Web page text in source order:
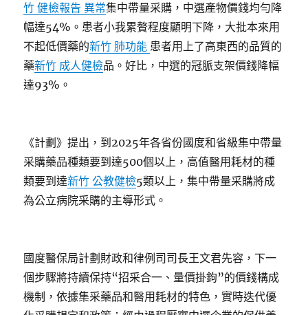
竹 健檢報告 異常集中帶量采購，中選產物價錢均勻降
幅達54%。患者小我累贅程度顯明下降，大批本來用
不起低價藥的新竹 肺功能 患者用上了高東西的品質的
藥新竹 成人健檢品。好比，中選的冠脈支架價錢降幅
達93%。
《計劃》提出，到2025年各省份國度和省級集中帶量
采購藥品種類要到達500個以上，高值醫用耗材的種
類要到達新竹 公教健檢5類以上，集中帶量采購將成
為公立病院采購的主導形式。
國度醫保局計劃財政和律例司司長王文君先容，下一
個步驟將持續保持“招采合一、量價掛鉤”的價錢構成
機制，依據集采藥品和醫用耗材的特色，實時迭代優